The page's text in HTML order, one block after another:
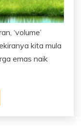
‘volume’
kita mula
emas naik